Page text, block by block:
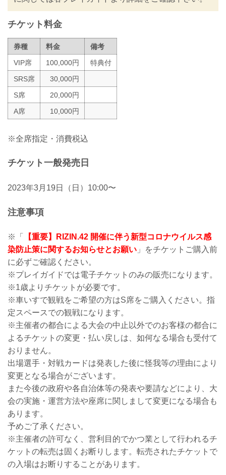
理解とご協力のほどよろしくお願いいた
チケット料金
券種 料金
備考
VIP席
100,000円
特典付
SRS席
30,000円
S席
20,000円
A席
10,000円
※全席指定・消費税込
チケット一般発売日
2023年3月19日（日）10:00〜
注意事項
※「
【重要】RIZIN.42 開催に伴う新型コロナウイルス感
染防止策に関するお知らせとお願い 」をチケットご購入前
に必ずご確認ください。
※プレイガイドでは電子チケットのみの販売になります。
※1歳よりチケットが必要です。
※車いすで観戦をご希望の方はS席をご購入ください。指
定スペースでの観戦になります。
※主催者の都合による大会の中止以外でのお客様の都合に
よるチケットの変更・払い戻しは、如何なる場合も受付て
おりません。
出場選手・対戦カードは発表した後に怪我等の理由により
変更となる場合がございます。
また今後の政府や各自治体等の発表や要請などにより、大
会の実施・運営方法や座席に関しまして変更になる場合も
あります。
予めご了承ください。
※主催者の許可なく、営利目的でかつ業として行われるチ
ケットの転売は固くお断りします。転売されたチケットで
の入場はお断りすることがあります。